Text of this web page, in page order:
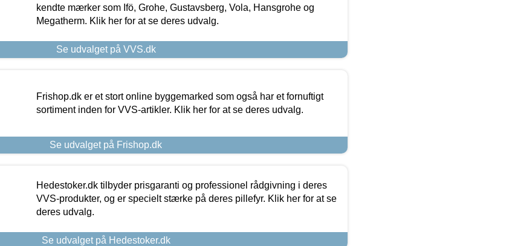
kendte mærker som Ifö, Grohe, Gustavsberg, Vola, Hansgrohe og
Megatherm. Klik her for at se deres udvalg.
Se udvalget på VVS.dk
Frishop.dk er et stort online byggemarked som også har et fornuftigt
sortiment inden for VVS-artikler. Klik her for at se deres udvalg.
Se udvalget på Frishop.dk
Hedestoker.dk tilbyder prisgaranti og professionel rådgivning i deres
VVS-produkter, og er specielt stærke på deres pillefyr. Klik her for at se
deres udvalg.
Se udvalget på Hedestoker.dk